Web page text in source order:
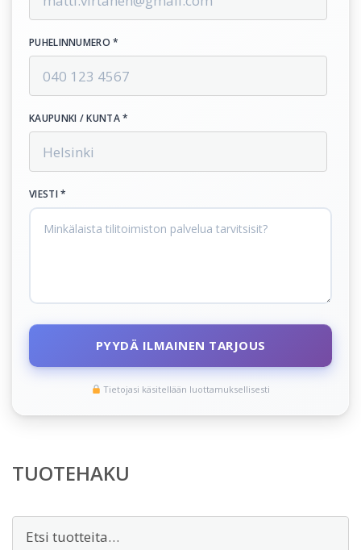
PUHELINNUMERO *
KAUPUNKI / KUNTA *
VIESTI *
PYYDÄ ILMAINEN TARJOUS
Tietojasi käsitellään luottamuksellisesti
TUOTEHAKU